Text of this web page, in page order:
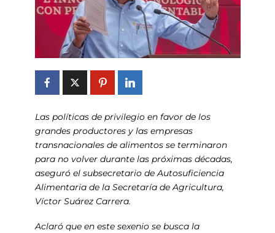
Las políticas de privilegio en favor de los
grandes productores y las empresas
transnacionales de alimentos se terminaron
para no volver durante las próximas décadas,
aseguró el subsecretario de Autosuficiencia
Alimentaria de la Secretaría de Agricultura,
Víctor Suárez Carrera.
Aclaró que en este sexenio se busca la